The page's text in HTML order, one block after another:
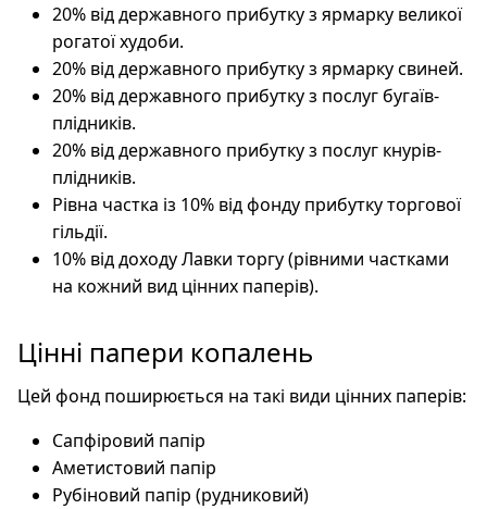
20% від державного прибутку з ярмарку великої
рогатої худоби.
20% від державного прибутку з ярмарку свиней.
20% від державного прибутку з послуг бугаїв-
плідників.
20% від державного прибутку з послуг кнурів-
плідників.
Рівна частка із 10% від фонду прибутку торгової
гільдії.
10% від доходу Лавки торгу (рівними частками
на кожний вид цінних паперів).
Цінні папери копалень
Цей фонд поширюється на такі види цінних паперів:
Сапфіровий папір
Аметистовий папір
Рубіновий папір (рудниковий)